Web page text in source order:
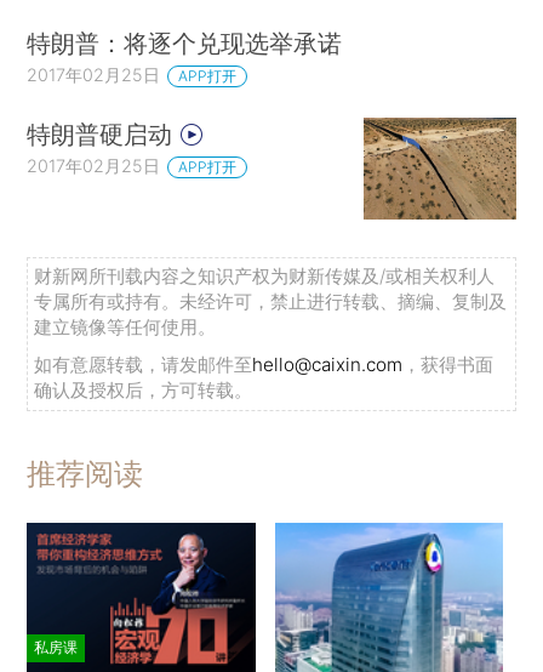
特朗普：将逐个兑现选举承诺
2017年02月25日 APP打开
特朗普硬启动
2017年02月25日 APP打开
财新网所刊载内容之知识产权为财新传媒及/或相关权利人
专属所有或持有。未经许可，禁止进行转载、摘编、复制及
建立镜像等任何使用。
如有意愿转载，请发邮件至hello@caixin.com ，获得书面
确认及授权后，方可转载。
推荐阅读
私房课